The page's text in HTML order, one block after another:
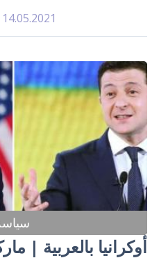
14.05.2021 - 07:45
أوكرانيا بالعربية |